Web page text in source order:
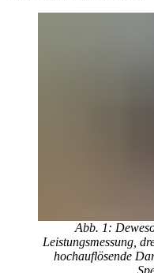
Abb. 1:
Leistungsmessung,
hochauflösende